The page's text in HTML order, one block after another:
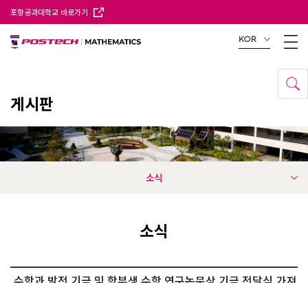
포항공과대학교 바로가기
KOR
게시판
소식
소식